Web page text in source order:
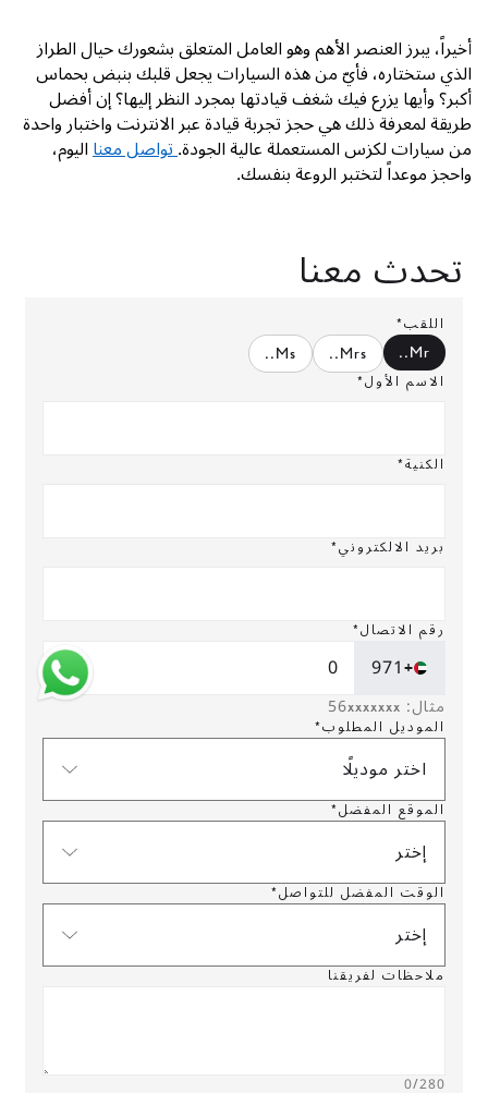
أخيراً، يبرز العنصر الأهم وهو العامل المتعلق بشعورك حيال الطراز
الذي ستختاره، فأيّ من هذه السيارات يجعل قلبك بنبض بحماس
أكبر؟ وأيها يزرع فيك شغف قيادتها بمجرد النظر إليها؟ إن أفضل
طريقة لمعرفة ذلك هي حجز تجربة قيادة عبر الانترنت واختبار واحدة
من سيارات لكزس المستعملة عالية الجودة.تواصل معنااليوم،
واحجز موعداً لتختبر الروعة بنفسك.
تحدث معنا
اللقب*
Mr.
.
Mrs.
.
Ms.
.
الاسم الأول*
الكنية*
بريد الالكتروني*
رقم الاتصال*
+971
مثال: 56xxxxxxx
الموديل المطلوب*
اختر موديلًا
الموقع المفضل*
إختر
الوقت المفضل للتواصل*
إختر
ملاحظات لفريقنا
0/280